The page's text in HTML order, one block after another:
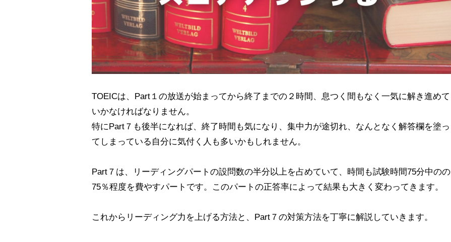
TOEICは、Part１の放送が始まってから終了までの２時間、息つく間もなく一気に解き進めて
いかなければなりません。
特にPart７も後半になれば、終了時間も気になり、集中力が途切れ、なんとなく解答欄を塗っ
てしまっている自分に気付く人も多いかもしれません。
Part７は、リーディングパートの設問数の半分以上を占めていて、時間も試験時間75分中のの
75％程度を費やすパートです。このパートの正答率によって結果も大きく変わってきます。
これからリーディング力を上げる方法と、Part７の対策方法を丁寧に解説していきます。